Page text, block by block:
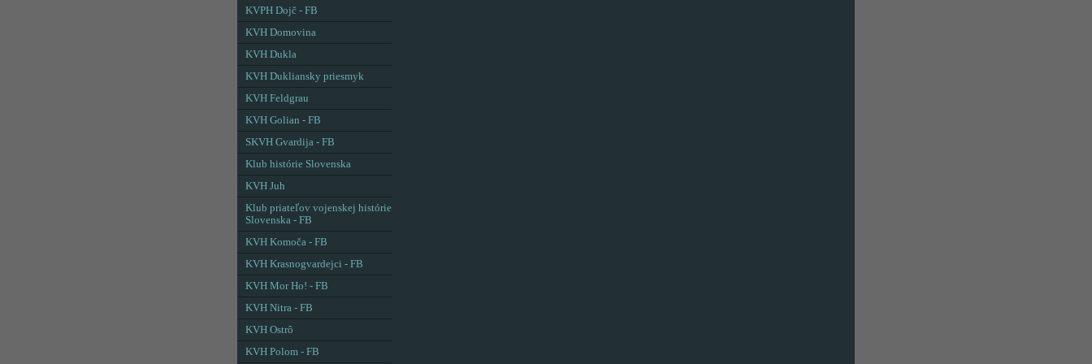
KVPH Dojč - FB
KVH Domovina
KVH Dukla
KVH Dukliansky priesmyk
KVH Feldgrau
KVH Golian - FB
SKVH Gvardija - FB
Klub histórie Slovenska
KVH Juh
Klub priateľov vojenskej histórie
Slovenska - FB
KVH Komoča - FB
KVH Krasnogvardejci - FB
KVH Mor Ho! - FB
KVH Nitra - FB
KVH Ostrô
KVH Polom - FB